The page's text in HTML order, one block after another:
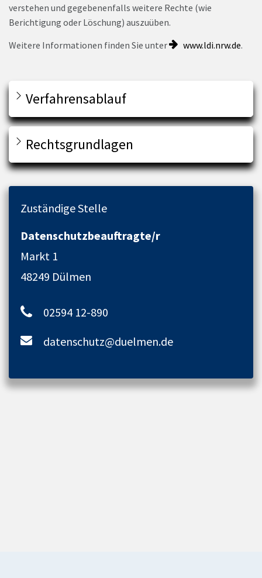
verstehen und gegebenenfalls weitere Rechte (wie
Berichtigung oder Löschung) auszuüben.
Weitere Informationen finden Sie unter
www.ldi.nrw.de.
Verfahrensablauf
Rechtsgrundlagen
Zuständige Stelle
Datenschutzbeauftragte/r
Markt 1
48249 Dülmen
02594 12-890
datenschutz@duelmen.de